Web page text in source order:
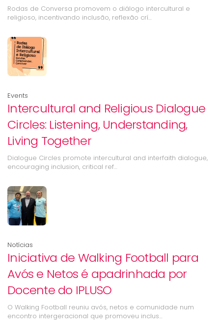
Rodas de Conversa promovem o diálogo intercultural e
religioso, incentivando inclusão, reflexão crí…
Events
Intercultural and Religious Dialogue
Circles: Listening, Understanding,
Living Together
Dialogue Circles promote intercultural and interfaith dialogue,
encouraging inclusion, critical ref…
Notícias
Iniciativa de Walking Football para
Avós e Netos é apadrinhada por
Docente do IPLUSO
O Walking Football reuniu avós, netos e comunidade num
encontro intergeracional que promoveu inclus…